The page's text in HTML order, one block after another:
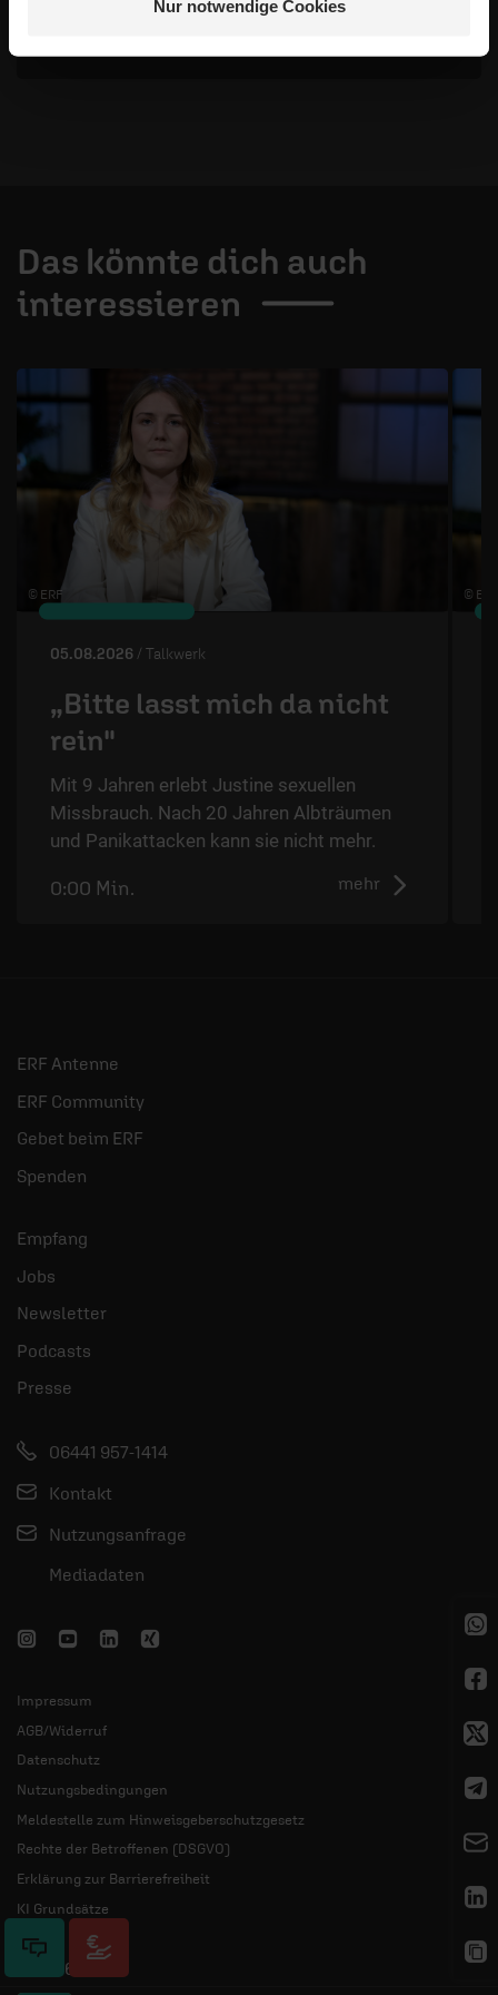
Nur notwendige Cookies
danke für die Offenheit, prima begabte Moderation
Das könnte dich auch
interessieren
© ERF
05.08.2026 / Talkwerk
„Bitte lasst mich da nicht
rein"
Mit 9 Jahren erlebt Justine sexuellen
Missbrauch. Nach 20 Jahren Albträumen
und Panikattacken kann sie nicht mehr.
mehr
0:00 Min.
© ERF
ERF Antenne
ERF Community
Gebet beim ERF
Spenden
Empfang
Jobs
Newsletter
Podcasts
Presse
06441 957-1414
Kontakt
Nutzungsanfrage
Mediadaten
Impressum
AGB/Widerruf
Datenschutz
Nutzungsbedingungen
Meldestelle zum Hinweisgeberschutzgesetz
Rechte der Betroffenen (DSGVO)
Erklärung zur Barrierefreiheit
KI Grundsätze
© 2026 ERF